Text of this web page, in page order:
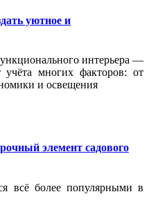
уютное и
интерьера —
учёта многих факторов: от
и освещения
элемент садового
всё более популярными в